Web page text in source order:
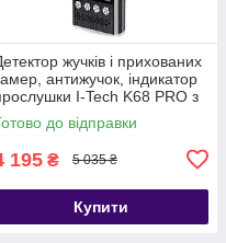
жучків і прихованих
антижучок, індикатор
I-Tech K68 PRO з
пошуку магнітів
до відправки
195 ₴ 5 035 ₴
Купити